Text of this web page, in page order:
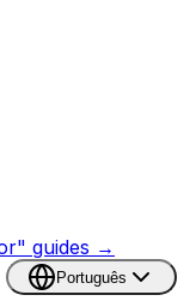
guides →
Português